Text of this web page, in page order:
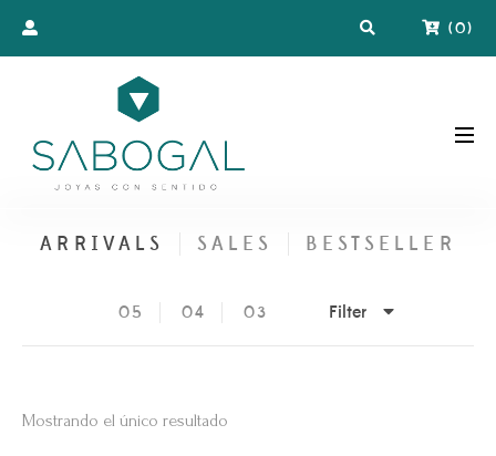
(0)
ARRIVALS SALES BESTSELLER
05 04 03 Filter
Mostrando el único resultado